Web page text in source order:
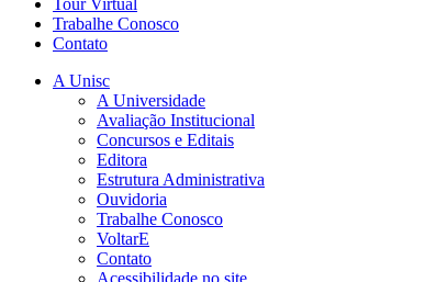
Tour Virtual
Trabalhe Conosco
Contato
A Unisc
A Universidade
Avaliação Institucional
Concursos e Editais
Editora
Estrutura Administrativa
Ouvidoria
Trabalhe Conosco
VoltarE
Contato
Acessibilidade no site